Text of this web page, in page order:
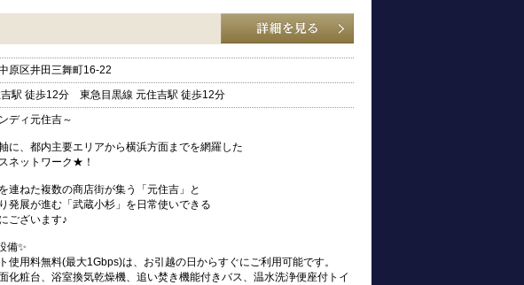
原区井田三舞町16-22
駅 徒歩12分 東急目黒線 元住吉駅 徒歩12分
ディ元住吉～
に、都内主要エリアから横浜方面までを網羅した
ネットワーク★！
連ねた複数の商店街が集う「元住吉」と
発展が進む「武蔵小杉」を日常使いできる
ございます♪
備✨
使用料無料(最大1Gbps)は、お引越の日からすぐにご利用可能です。
化粧台、浴室換気乾燥機、追い焚き機能付きバス、温水洗浄便座付トイ